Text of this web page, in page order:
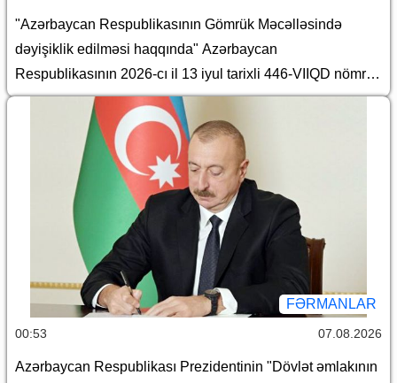
"Azərbaycan Respublikasının Gömrük Məcəlləsində
dəyişiklik edilməsi haqqında" Azərbaycan
Respublikasının 2026-cı il 13 iyul tarixli 446-VIIQD nömrəli
Qanununun tətbiqi və bununla əlaqədar Azərbaycan
Respublikası Prezidentinin bəzi fərmanlarında və
Sərəncamında dəyişiklik edilməsi barədə
FƏRMANLAR
00:53 07.08.2026
Azərbaycan Respublikası Prezidentinin "Dövlət əmlakının